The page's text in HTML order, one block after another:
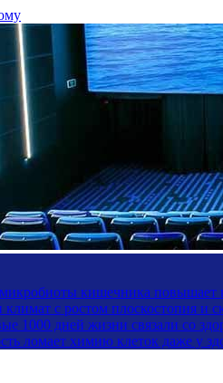
кишечника повышает
климат с ростом плоскостопия и
1000 дней жизни связали со
ломает химию клеток даже у